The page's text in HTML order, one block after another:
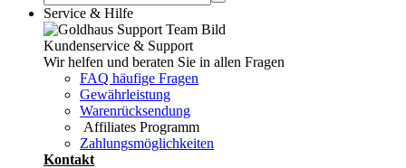
Service & Hilfe
Kundenservice & Support
Wir helfen und beraten Sie in allen Fragen
FAQ häufige Fragen
Gewährleistung
Warenrücksendung
Affiliates Programm
Zahlungsmöglichkeiten
Kontakt